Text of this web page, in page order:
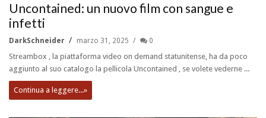
Uncontained: un nuovo film con sangue e
infetti
DarkSchneider marzo 31, 2025 0
Streambox , la piattaforma video on demand statunitense, ha da poco
aggiunto al suo catalogo la pellicola Uncontained , se volete vederne ...
Continua a leggere...»